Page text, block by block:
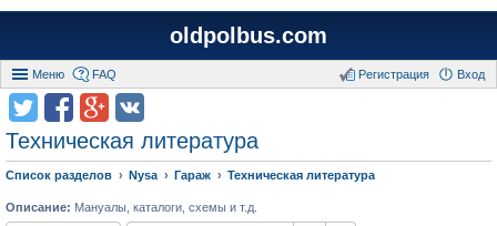
oldpolbus.com
Меню FAQ Вход
Регистрация
Техническая литература
Список разделов Nysa Гараж Техническая литература
Описание: Мануалы, каталоги, схемы и т.д.